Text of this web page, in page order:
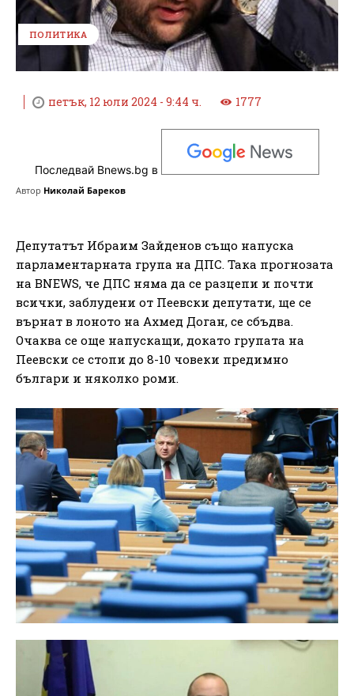
ПОЛИТИКА
петък, 12 юли 2024 - 9:44 ч. 1777
Последвай Bnews.bg в
Автор Николай Бареков
Депутатът Ибраим Зайденов също напуска
парламентарната група на ДПС. Така прогнозата
на BNEWS, че ДПС няма да се разцепи и почти
всички, заблудени от Пеевски депутати, ще се
върнат в лоното на Ахмед Доган, се сбъдва.
Очаква се още напускащи, докато групата на
Пеевски се стопи до 8-10 човеки предимно
българи и няколко роми.